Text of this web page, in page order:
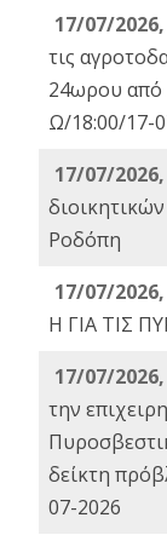
17/07/
τις
24ωρου από
Ω/18:00/17-
17/07/
Ροδόπη
17/07/
Η ΓΙΑ ΤΙΣ
17/07/
την
δείκτη
07-2026